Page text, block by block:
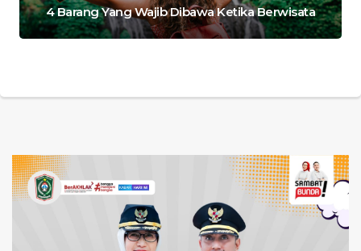
4 Barang Yang Wajib Dibawa Ketika Berwisata